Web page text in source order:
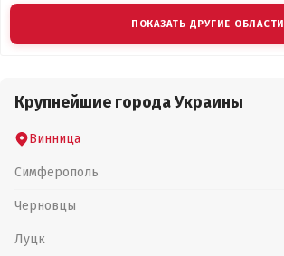
ПОКАЗАТЬ ДРУГИЕ ОБЛАСТИ
Крупнейшие города Украины
Винница
Симферополь
Черновцы
Луцк